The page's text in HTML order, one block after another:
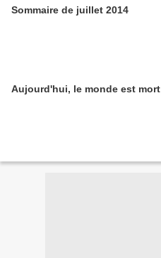
Sommaire de juillet 2014
Aujourd'hui, le monde est mort